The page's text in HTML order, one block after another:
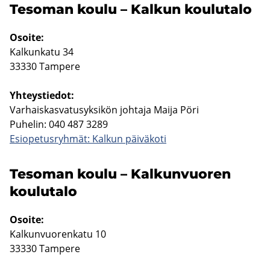
Te­so­man koulu – Kal­kun kou­lu­ta­lo
Osoi­te:
Kal­kun­ka­tu 34
33330 Tam­pe­re
Yh­teys­tie­dot:
Var­hais­kas­va­tusyk­si­kön joh­ta­ja Maija Pöri
Pu­he­lin: 040 487 3289
Esio­pe­tus­ryh­mät: Kal­kun päi­vä­ko­ti
Te­so­man koulu – Kal­kun­vuo­ren
kou­lu­ta­lo
Osoi­te:
Kal­kun­vuo­ren­ka­tu 10
33330 Tam­pe­re